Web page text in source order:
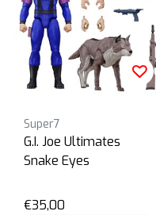
Super7
G.I. Joe Ultimates
Snake Eyes
€35,00